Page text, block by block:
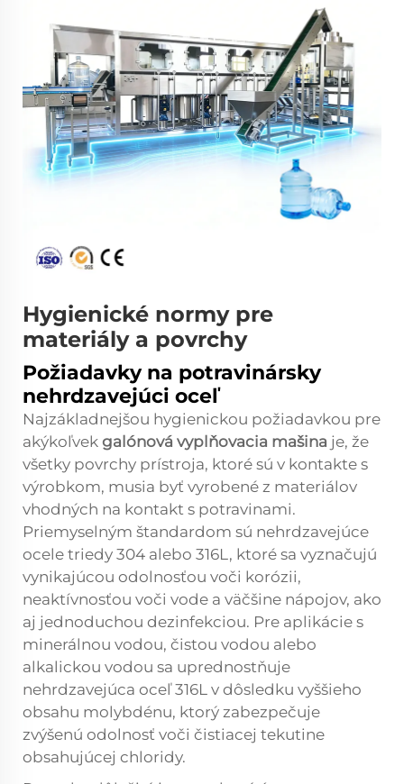
Hygienické normy pre
materiály a povrchy
Požiadavky na potravinársky
nehrdzavejúci oceľ
Najzákladnejšou hygienickou požiadavkou pre
akýkoľvek galónová vyplňovacia mašina je, že
všetky povrchy prístroja, ktoré sú v kontakte s
výrobkom, musia byť vyrobené z materiálov
vhodných na kontakt s potravinami.
Priemyselným štandardom sú nehrdzavejúce
ocele triedy 304 alebo 316L, ktoré sa vyznačujú
vynikajúcou odolnosťou voči korózii,
neaktívnosťou voči vode a väčšine nápojov, ako
aj jednoduchou dezinfekciou. Pre aplikácie s
minerálnou vodou, čistou vodou alebo
alkalickou vodou sa uprednostňuje
nehrdzavejúca oceľ 316L v dôsledku vyššieho
obsahu molybdénu, ktorý zabezpečuje
zvýšenú odolnosť voči čistiacej tekutine
obsahujúcej chloridy.